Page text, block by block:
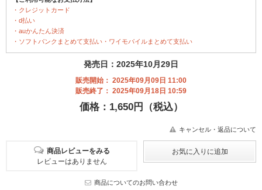
・クレジットカード
・d払い
・auかんたん決済
・ソフトバンクまとめて支払い・ワイモバイルまとめて支払い
発売日：2025年10月29日
販売開始： 2025年09月09日 11:00
販売終了： 2025年09月18日 10:59
価格：1,650円（税込）
キャンセル・返品について
商品レビューをみる
レビューはありません
商品についてのお問い合わせ